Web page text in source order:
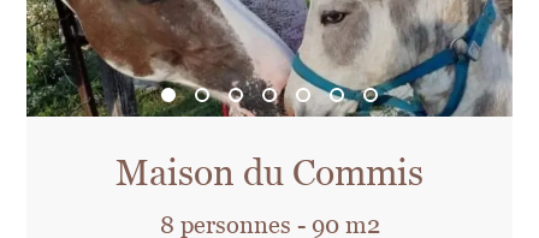
Maison du Commis
8 personnes - 90 m2